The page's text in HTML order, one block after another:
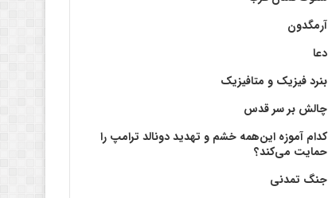
آرمگدون
دعا
بنرد فیزیک و متافیزیک
چالش بر سر قدس
کدام آموزه این‌همه خشم و تهدید دونالد ترامپ را
حمایت می‌کند؟
جنگ تمدنی